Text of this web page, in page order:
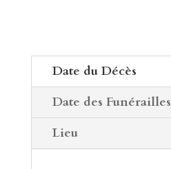
Date du Décès
Date des Funérailles
Lieu